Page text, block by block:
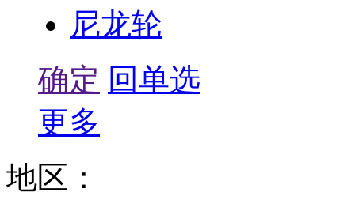
尼龙轮
确定 回单选
更多
地区：